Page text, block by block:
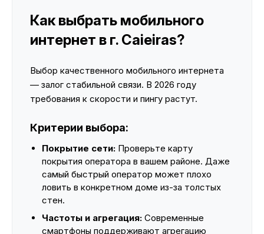
Как выбрать мобильного
интернет в г. Caieiras?
Выбор качественного мобильного интернета
— залог стабильной связи. В 2026 году
требования к скорости и пингу растут.
Критерии выбора:
Покрытие сети: Проверьте карту
покрытия оператора в вашем районе. Даже
самый быстрый оператор может плохо
ловить в конкретном доме из-за толстых
стен.
Частоты и агрегация: Современные
смартфоны поддерживают агрегацию